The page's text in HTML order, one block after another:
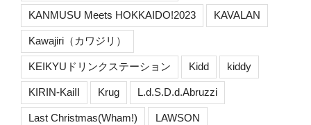
KANMUSU Meets HOKKAIDO!2023 KAVALAN
Kawajiri（カワジリ）
KEIKYUドリンクステーション Kidd kiddy
KIRIN-KaiII Krug L.d.S.D.d.Abruzzi
Last Christmas(Wham!) LAWSON